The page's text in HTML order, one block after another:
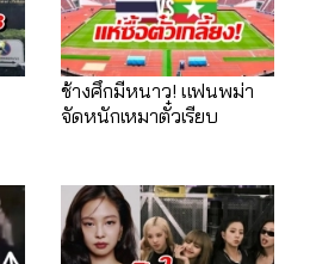
ช้างศึกมีหนาว! แฟนพม่า
จัดหนักเหมาตั๋วเรียบ